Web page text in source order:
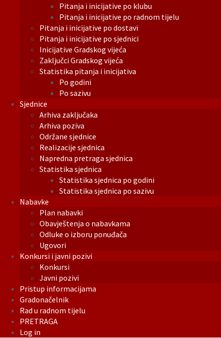
Pitanja i inicijative po klubu
Pitanja i inicijative po radnom tijelu
Pitanja i inicijative po dostavi
Pitanja i inicijative po sjednici
Inicijative Gradskog vijeća
Zaključci Gradskog vijeća
Statistika pitanja i inicijativa
Po godini
Po sazivu
Sjednice
Arhiva zaključaka
Arhiva poziva
Održane sjednice
Realizacije sjednica
Napredna pretraga sjednica
Statistika sjednica
Statistika sjednica po godini
Statistika sjednica po sazivu
Nabavke
Plan nabavki
Obavještenja o nabavkama
Odluke o izboru ponuđača
Ugovori
Konkursi i javni pozivi
Konkursi
Javni pozivi
Pristup informacijama
Gradonačelnik
Rad u radnom tijelu
PRETRAGA
Log in